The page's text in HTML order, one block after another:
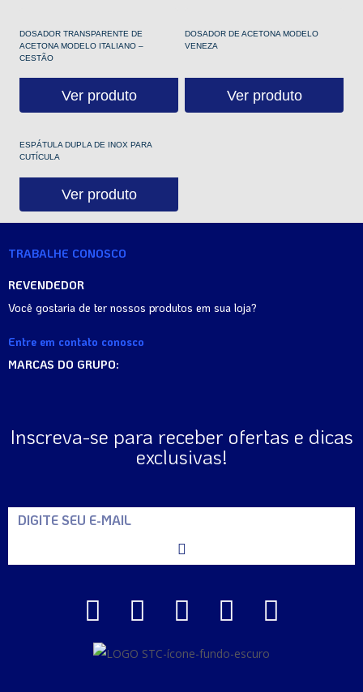
DOSADOR TRANSPARENTE DE
ACETONA MODELO ITALIANO –
CESTÃO
Ver produto
DOSADOR DE ACETONA MODELO
VENEZA
Ver produto
ESPÁTULA DUPLA DE INOX PARA
CUTÍCULA
Ver produto
TRABALHE CONOSCO
REVENDEDOR
Você gostaria de ter nossos produtos em sua loja?
Entre em contato conosco
MARCAS DO GRUPO:
Inscreva-se para receber ofertas e dicas
exclusivas!